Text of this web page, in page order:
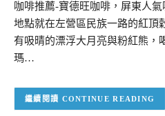
咖啡推薦-寶德旺咖啡，屏東人
地點就在左營區民族一路的紅頂
有吸晴的漂浮大月亮與粉紅熊，
瑪…
CONTINUE READING